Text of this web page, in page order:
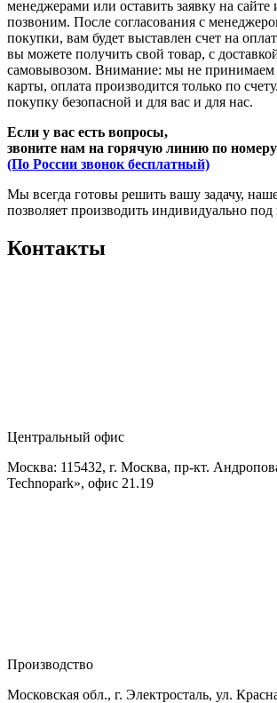
менеджерами или оставить заявку на
позвоним. После согласования с
покупки, вам будет выставлен счет на
вы можете получить свой товар, с
самовывозом. Внимание: мы не
карты, оплата производится только по
покупку безопасной и для вас и для нас.
Если у вас есть вопросы,
звоните нам на горячую линию по номеру
(По России звонок бесплатный)
Мы всегда готовы решить вашу задачу,
позволяет производить индивидуально
Контакты
Центральный офис
Москва: 115432, г. Москва, пр-кт.
Technopark», офис 21.19
Производство
Московская обл., г. Электросталь, ул.